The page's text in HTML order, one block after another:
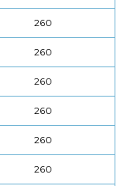
260
260
260
260
260
260